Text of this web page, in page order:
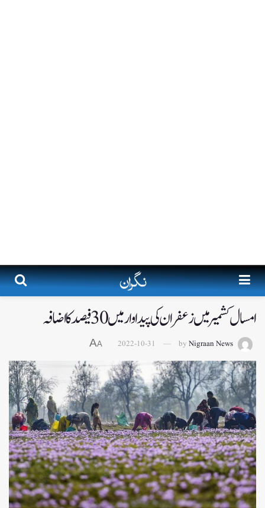
امسال کشمیر میں زعفران کی پیدا وار میں 30 فیصد کا اضافہ
by Nigraan News
2022-10-31
A
A